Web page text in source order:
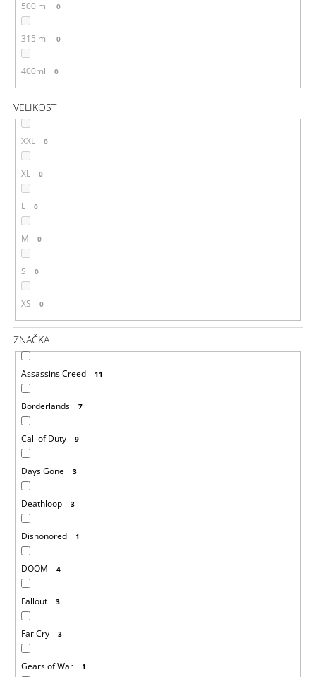
500 ml 0
315 ml 0
400ml 0
VELIKOST
XXL 0
XL 0
L 0
M 0
S 0
XS 0
ZNAČKA
Assassins Creed 11
Borderlands 7
Call of Duty 9
Days Gone 3
Deathloop 3
Dishonored 1
DOOM 4
Fallout 3
Far Cry 3
Gears of War 1